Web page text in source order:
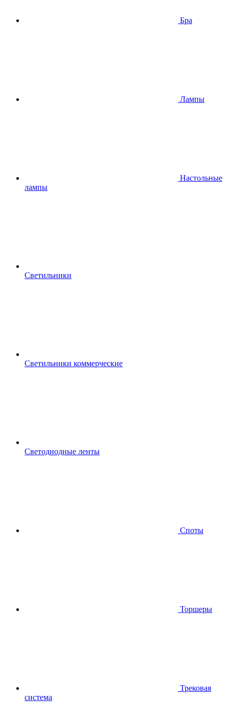
Бра
Лампы
Настольные
лампы
Светильники
Светильники коммерческие
Светодиодные ленты
Споты
Торшеры
Трековая
система